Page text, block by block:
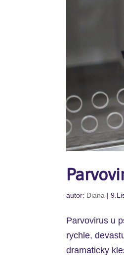
autor: Diana |
Parvovirus u
rychle,
dramaticky